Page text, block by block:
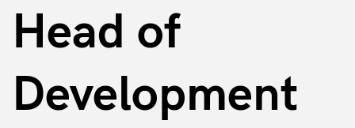
Head of
Development